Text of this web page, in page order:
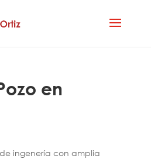
en
ingenería con amplia